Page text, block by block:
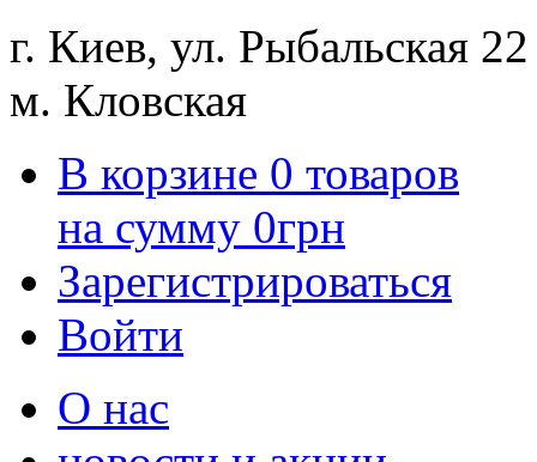
г. Киев, ул. Рыбальская 22
м. Кловская
В корзине 0 товаров
на сумму 0грн
Зарегистрироваться
Войти
О нас